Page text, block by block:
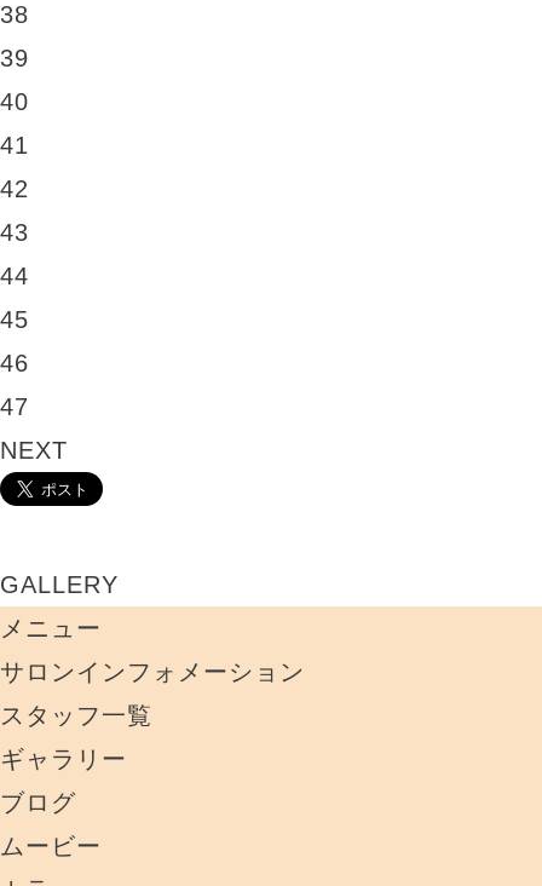
38
39
40
41
42
43
44
45
46
47
NEXT
GALLERY
メニュー
サロンインフォメーション
スタッフ一覧
ギャラリー
ブログ
ムービー